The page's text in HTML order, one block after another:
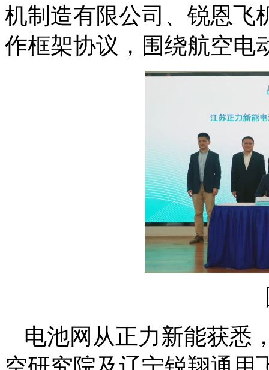
机制造有限公司、锐恩飞
作框架协议，围绕航空电
电池网从正力新能获悉